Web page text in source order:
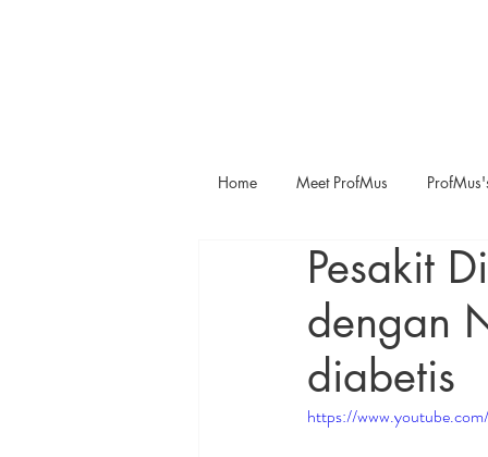
Home Meet ProfMus
Pesakit
dengan
diabetis
https://